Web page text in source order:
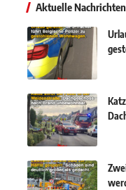
Aktuelle Nachrichten